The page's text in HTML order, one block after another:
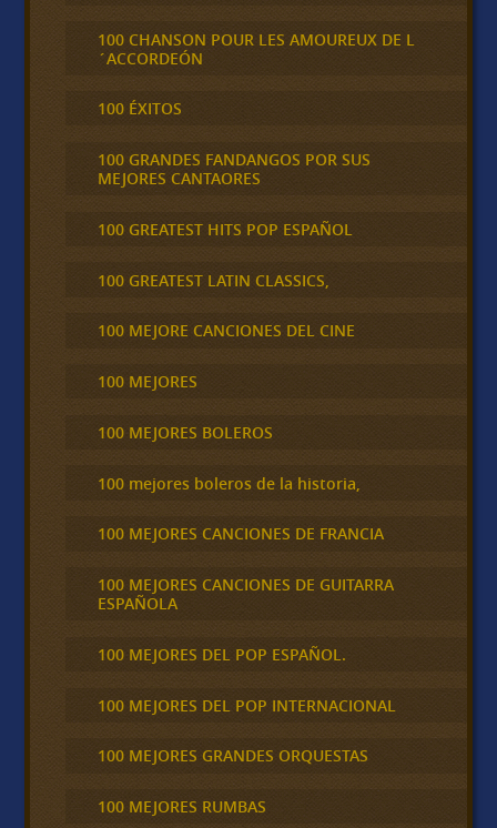
100 CHANSON POUR LES AMOUREUX DE L
´ACCORDEÓN
100 ÉXITOS
100 GRANDES FANDANGOS POR SUS
MEJORES CANTAORES
100 GREATEST HITS POP ESPAÑOL
100 GREATEST LATIN CLASSICS,
100 MEJORE CANCIONES DEL CINE
100 MEJORES
100 MEJORES BOLEROS
100 mejores boleros de la historia,
100 MEJORES CANCIONES DE FRANCIA
100 MEJORES CANCIONES DE GUITARRA
ESPAÑOLA
100 MEJORES DEL POP ESPAÑOL.
100 MEJORES DEL POP INTERNACIONAL
100 MEJORES GRANDES ORQUESTAS
100 MEJORES RUMBAS